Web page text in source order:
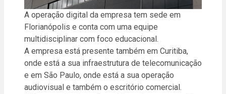
A operação digital da empresa tem sede em
Florianópolis e conta com uma equipe
multidisciplinar com foco educacional.
A empresa está presente também em Curitiba,
onde está a sua infraestrutura de telecomunicação
e em São Paulo, onde está a sua operação
audiovisual e também o escritório comercial.